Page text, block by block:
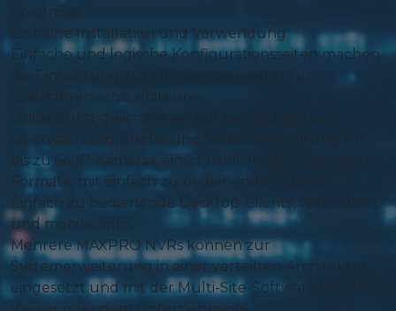
Ereignisse
Einfache Installation und Verwendung
Einfache und logische Konfigurationsseiten machen
die Einrichtung zum Kinderspiel, selbst für
unerfahrene Installateure
Unterstützt gleichzeitige Aufzeichnung, Live-
Überwachung, Suche und Systemverwaltung für
bis zu 64 IP-Kameras, einschließlich High-Definition-
Formate, mit einfach zu bedienenden Clients
Einfach zu bedienende Desktop-Clients, Web-Client
und mobile Apps
Mehrere MAXPRO NVRs können zur
Systemerweiterung in einer verteilten Architektur
eingesetzt und mit der Multi-Site-Software MAXPRO